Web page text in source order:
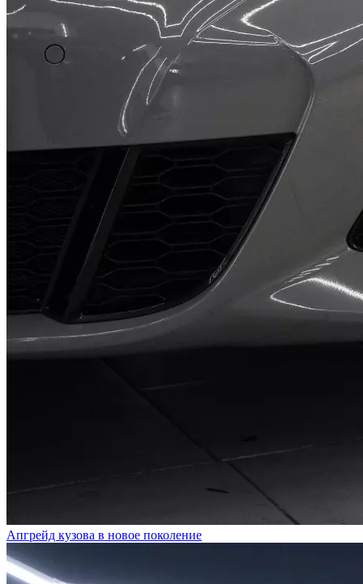
Апгрейд кузова в новое поколение